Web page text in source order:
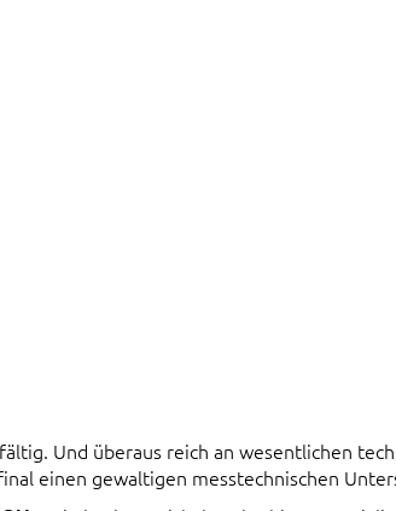
Und überaus reich an wesentlichen
einen gewaltigen messtechnischen